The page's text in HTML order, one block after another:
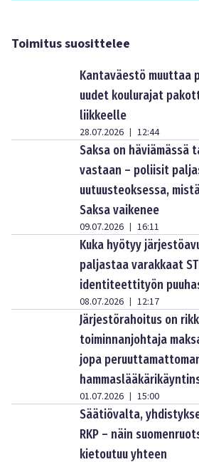
Toimitus suosittelee
Kantaväestö muuttaa
uudet koulurajat
liikkeelle
28.07.2026 | 12:44
Saksa on
vastaan – poliisit
uutuusteoksessa,
Saksa vaikenee
09.07.2026 | 16:11
Kuka hyötyy
paljastaa varakkaat
identiteettityön
08.07.2026 | 12:17
Järjestörahoitus on
toiminnanjohtaja
jopa
01.07.2026 | 15:00
Säätiövalta,
RKP – näin
kietoutuu yhteen